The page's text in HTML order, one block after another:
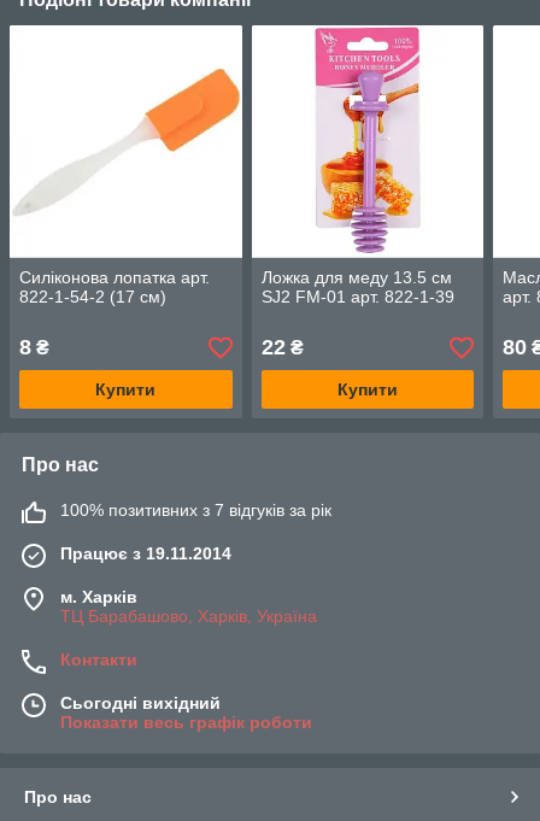
Силіконова лопатка арт.
822-1-54-2 (17 см)
8 ₴
Купити
Ложка для меду 13.5 см
SJ2 FM-01 арт. 822-1-39
22₴
Купити
арт.
80
Про нас
100% позитивних з 7 відгуків за рік
Працює з 19.11.2014
м. Харків
ТЦ Барабашово, Харків, Україна
Контакти
Сьогодні вихідний
Показати весь графік роботи
Про нас